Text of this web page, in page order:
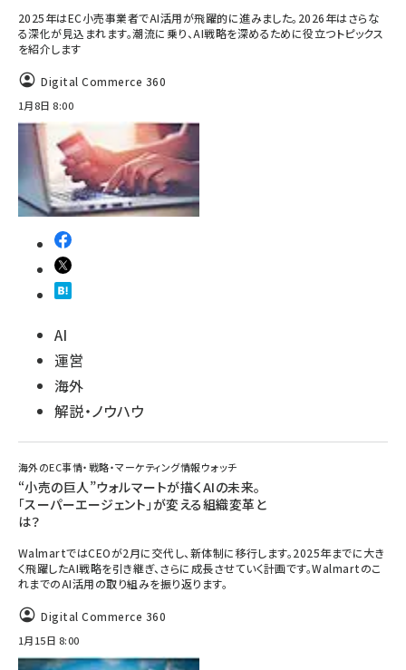
2025年はEC小売事業者でAI活用が飛躍的に進みました。2026年はさらな
る深化が見込まれます。潮流に乗り、AI戦略を深めるために役立つトピックス
を紹介します
Digital Commerce 360
1月8日 8:00
AI
運営
海外
解説・ノウハウ
海外のEC事情・戦略・マーケティング情報ウォッチ
“小売の巨人”ウォルマートが描くAIの未来。
「スーパーエージェント」が変える組織変革と
は？
WalmartではCEOが2月に交代し、新体制に移行します。2025年までに大き
く飛躍したAI戦略を引き継ぎ、さらに成長させていく計画です。Walmartのこ
れまでのAI活用の取り組みを振り返ります。
Digital Commerce 360
1月15日 8:00